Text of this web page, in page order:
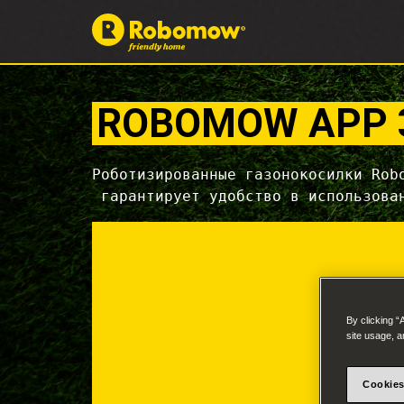
ROBOMOW
Роботизированные газонокосилки
гарантирует удобство в
By clicking
site usage,